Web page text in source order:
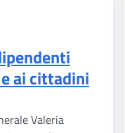
ai cittadini
Valeria